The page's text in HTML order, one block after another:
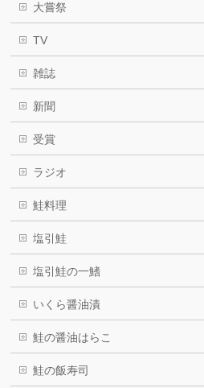
大嘗祭
TV
雑誌
新聞
受賞
ラジオ
鮭料理
塩引鮭
塩引鮭の一鰭
いくら醤油漬
鮭の醤油はらこ
鮭の飯寿司